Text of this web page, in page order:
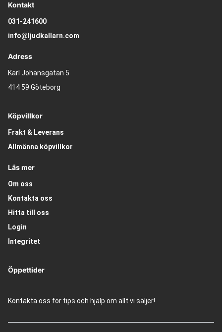
Kontakt
031-241600
info@ljudkallarn.com
Adress
Karl Johansgatan 5
414 59 Göteborg
Köpvillkor
Frakt & Leverans
Allmänna köpvillkor
Läs mer
Om oss
Kontakta oss
Hitta till oss
Login
Integritet
Öppettider
Kontakta oss för tips och hjälp om allt vi säljer!